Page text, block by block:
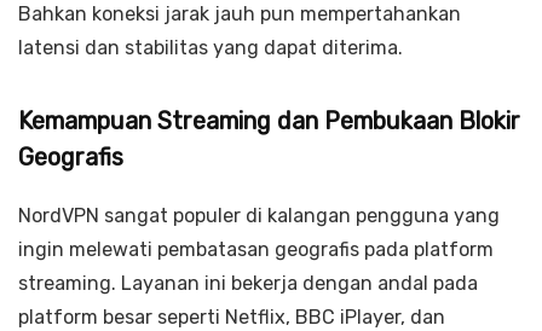
Bahkan koneksi jarak jauh pun mempertahankan
latensi dan stabilitas yang dapat diterima.
Kemampuan Streaming dan Pembukaan Blokir
Geografis
NordVPN sangat populer di kalangan pengguna yang
ingin melewati pembatasan geografis pada platform
streaming. Layanan ini bekerja dengan andal pada
platform besar seperti Netflix, BBC iPlayer, dan